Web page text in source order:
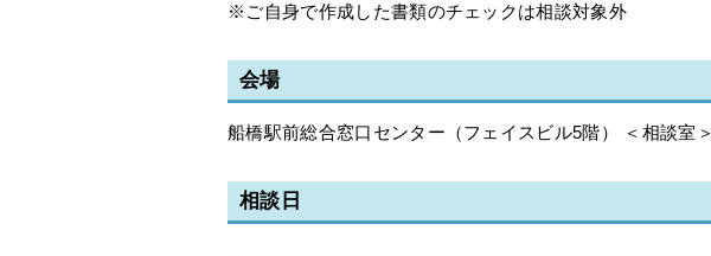
※ご自身で作成した書類のチェックは相談対象外
会場
船橋駅前総合窓口センター（フェイスビル5階） ＜相談室＞
相談日